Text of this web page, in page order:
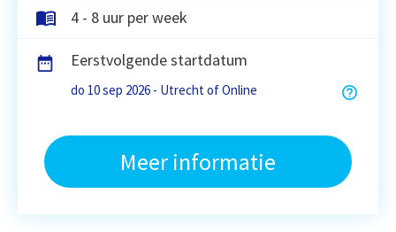
4 - 8 uur per week
Eerstvolgende startdatum
do 10 sep 2026 - Utrecht of Online
Meer informatie